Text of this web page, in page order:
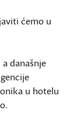
ćemo u
današnje
u hotelu